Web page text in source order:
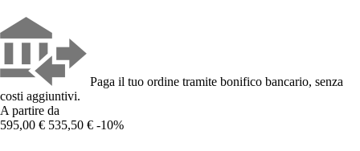
Paga il tuo ordine tramite bonifico bancario, senza
costi aggiuntivi.
A partire da
595,00 € 535,50 € -10%